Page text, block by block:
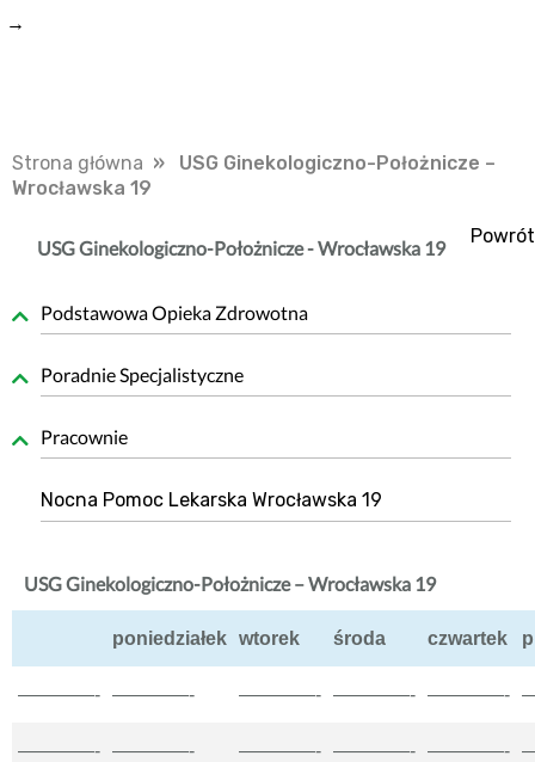
→
Strona główna » USG Ginekologiczno-Położnicze –
Wrocławska 19
Powrót
USG Ginekologiczno-Położnicze - Wrocławska 19
Podstawowa Opieka Zdrowotna
Poradnie Specjalistyczne
Pracownie
Nocna Pomoc Lekarska Wrocławska 19
USG Ginekologiczno-Położnicze – Wrocławska 19
poniedziałek wtorek środa czwartek
————- ————- ————- ————- ————-
————- ————- ————- ————- ————-